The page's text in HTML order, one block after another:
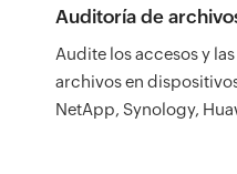
Auditoría de
Audite los accesos y
archivos en
NetApp, Synology,